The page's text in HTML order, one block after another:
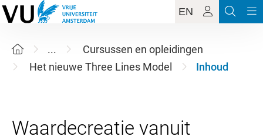
EN
...
Cursussen en opleidingen
Het nieuwe Three Lines Model
Inhoud
Waardecreatie vanuit